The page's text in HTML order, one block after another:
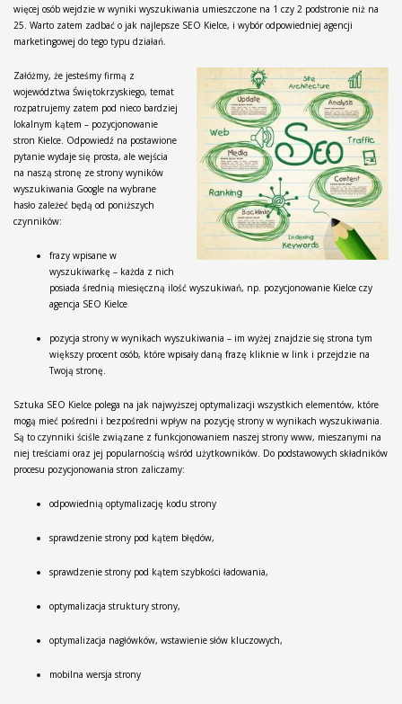
więcej osób wejdzie w wyniki wyszukiwania umieszczone na 1 czy 2 podstronie niż na
25. Warto zatem zadbać o jak najlepsze SEO Kielce, i wybór odpowiedniej agencji
marketingowej do tego typu działań.
Załóżmy, że jesteśmy firmą z
województwa Świętokrzyskiego, temat
rozpatrujemy zatem pod nieco bardziej
lokalnym kątem – pozycjonowanie
stron Kielce. Odpowiedź na postawione
pytanie wydaje się prosta, ale wejścia
na naszą stronę ze strony wyników
wyszukiwania Google na wybrane
hasło zależeć będą od poniższych
czynników:
frazy wpisane w
wyszukiwarkę – każda z nich
posiada średnią miesięczną ilość wyszukiwań, np. pozycjonowanie Kielce czy
agencja SEO Kielce
pozycja strony w wynikach wyszukiwania – im wyżej znajdzie się strona tym
większy procent osób, które wpisały daną frazę kliknie w link i przejdzie na
Twoją stronę.
Sztuka SEO Kielce polega na jak najwyższej optymalizacji wszystkich elementów, które
mogą mieć pośredni i bezpośredni wpływ na pozycję strony w wynikach wyszukiwania.
Są to czynniki ściśle związane z funkcjonowaniem naszej strony www, mieszanymi na
niej treściami oraz jej popularnością wśród użytkowników. Do podstawowych składników
procesu pozycjonowania stron zaliczamy:
odpowiednią optymalizację kodu strony
sprawdzenie strony pod kątem błędów,
sprawdzenie strony pod kątem szybkości ładowania,
optymalizacja struktury strony,
optymalizacja nagłówków, wstawienie słów kluczowych,
mobilna wersja strony